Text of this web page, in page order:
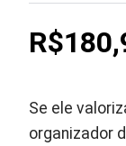
Se ele
organizador